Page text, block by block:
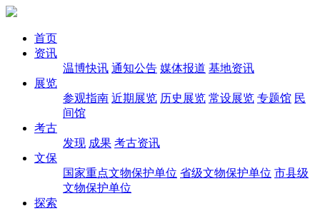
首页
资讯
温博快讯 通知公告 媒体报道 基地资讯
展览
参观指南 近期展览 历史展览 常设展览 专题馆 民
间馆
考古
发现 成果 考古资讯
文保
国家重点文物保护单位 省级文物保护单位 市县级
文物保护单位
探索